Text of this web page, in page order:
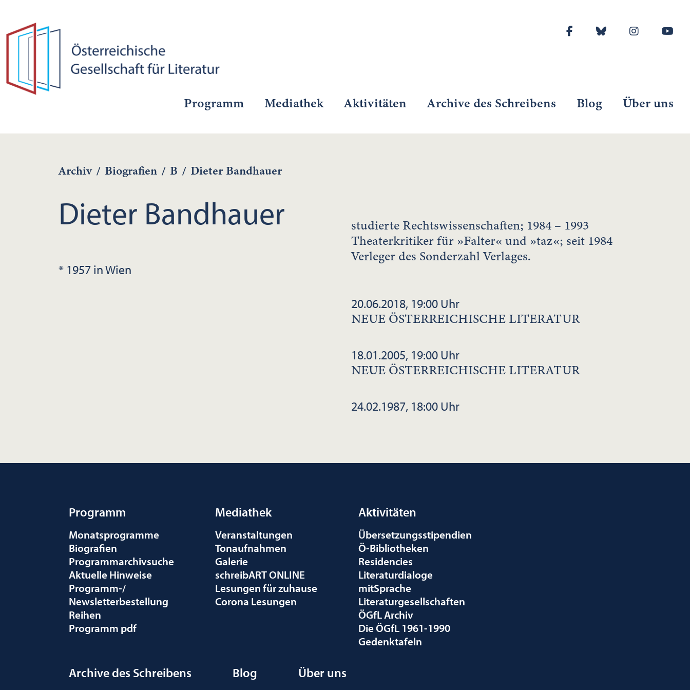
Programm Mediathek Aktivitäten Archive des Schreibens Blog Über uns
Archiv / Biografien / B / Dieter Bandhauer
Dieter Bandhauer
* 1957 in Wien
studierte Rechtswissenschaften; 1984 – 1993
Theaterkritiker für »Falter« und »taz«; seit 1984
Verleger des Sonderzahl Verlages.
20.06.2018, 19:00 Uhr
NEUE ÖSTERREICHISCHE LITERATUR
18.01.2005, 19:00 Uhr
NEUE ÖSTERREICHISCHE LITERATUR
24.02.1987, 18:00 Uhr
Programm
Monatsprogramme
Biografien
Programmarchivsuche
Aktuelle Hinweise
Programm-/
Newsletterbestellung
Reihen
Programm pdf
Mediathek
Veranstaltungen
Tonaufnahmen
Galerie
schreibART ONLINE
Lesungen für zuhause
Corona Lesungen
Aktivitäten
Übersetzungsstipendien
Ö-Bibliotheken
Residencies
Literaturdialoge
mitSprache
Literaturgesellschaften
ÖGfL Archiv
Die ÖGfL 1961-1990
Gedenktafeln
Archive des Schreibens Blog Über uns